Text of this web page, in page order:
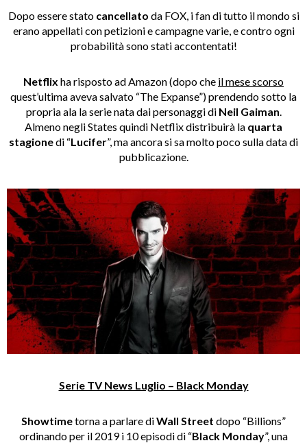
Dopo essere stato cancellato da FOX, i fan di tutto il mondo si
erano appellati con petizioni e campagne varie, e contro ogni
probabilità sono stati accontentati!
Netflix ha risposto ad Amazon (dopo che il mese scorso
quest’ultima aveva salvato “The Expanse”) prendendo sotto la
propria ala la serie nata dai personaggi di Neil Gaiman
Almeno negli States quindi Netflix distribuirà la quarta
stagionedi “Lucifer”, ma ancora si sa molto poco sulla data di
pubblicazione.
Serie TV News Luglio – Black Monday
Showtimetorna a parlare diWall Street dopo “Billions”
ordinando per il 2019 i 10 episodi di “Black Monday”, una